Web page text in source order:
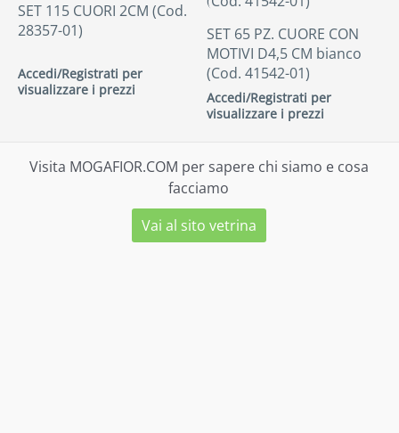
SET 65 PZ. CUORE CON
MOTIVI D4,5 CM bianco
(Cod. 41542-01)
Accedi/Registrati per
visualizzare i prezzi
SET 115 CUORI 2CM (Cod.
28357-01)
Accedi/Registrati per
visualizzare i prezzi
Visita MOGAFIOR.COM per sapere chi siamo e cosa
facciamo
Vai al sito vetrina